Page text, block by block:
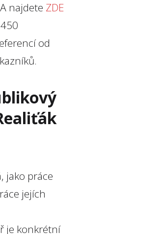
najdete ZDE
od
jako práce
jejích
je konkrétní